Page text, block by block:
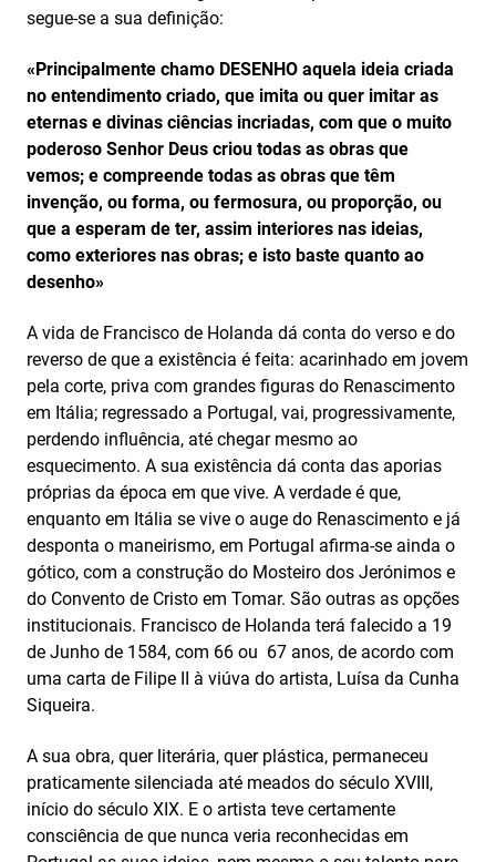
segue-se a sua definição:
«Principalmente chamo DESENHO aquela ideia criada
no entendimento criado, que imita ou quer imitar as
eternas e divinas ciências incriadas, com que o muito
poderoso Senhor Deus criou todas as obras que
vemos; e compreende todas as obras que têm
invenção, ou forma, ou fermosura, ou proporção, ou
que a esperam de ter, assim interiores nas ideias,
como exteriores nas obras; e isto baste quanto ao
desenho»
A vida de Francisco de Holanda dá conta do verso e do
reverso de que a existência é feita: acarinhado em jovem
pela corte, priva com grandes figuras do Renascimento
em Itália; regressado a Portugal, vai, progressivamente,
perdendo influência, até chegar mesmo ao
esquecimento. A sua existência dá conta das aporias
próprias da época em que vive. A verdade é que,
enquanto em Itália se vive o auge do Renascimento e já
desponta o maneirismo, em Portugal afirma-se ainda o
gótico, com a construção do Mosteiro dos Jerónimos e
do Convento de Cristo em Tomar. São outras as opções
institucionais. Francisco de Holanda terá falecido a 19
de Junho de 1584, com 66 ou 67 anos, de acordo com
uma carta de Filipe II à viúva do artista, Luísa da Cunha
Siqueira.
A sua obra, quer literária, quer plástica, permaneceu
praticamente silenciada até meados do século XVIII,
início do século XIX. E o artista teve certamente
consciência de que nunca veria reconhecidas em